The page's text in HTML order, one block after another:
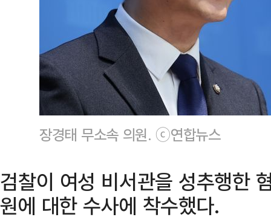
장경태 무소속 의원. ⓒ연합뉴스
검찰이 여성 비서관을 성추행한
원에 대한 수사에 착수했다.